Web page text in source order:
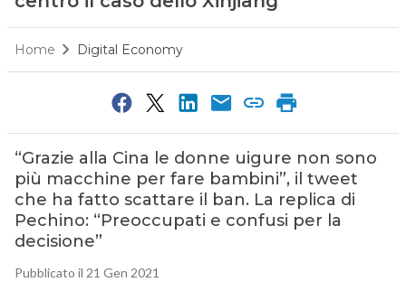
Home Digital Economy
“Grazie alla Cina le donne uigure non sono
più macchine per fare bambini”, il tweet
che ha fatto scattare il ban. La replica di
Pechino: “Preoccupati e confusi per la
decisione”
Pubblicato il 21 Gen 2021